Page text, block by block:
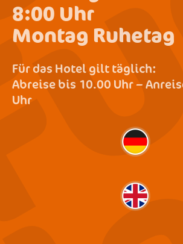
8:00 Uhr
Montag Ruhetag
Für das Hotel gilt täglich:
Abreise bis 10.00 Uhr –
Uhr